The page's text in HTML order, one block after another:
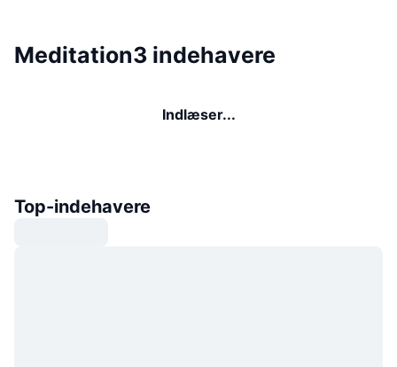
Meditation3 indehavere
Indlæser...
Top-indehavere